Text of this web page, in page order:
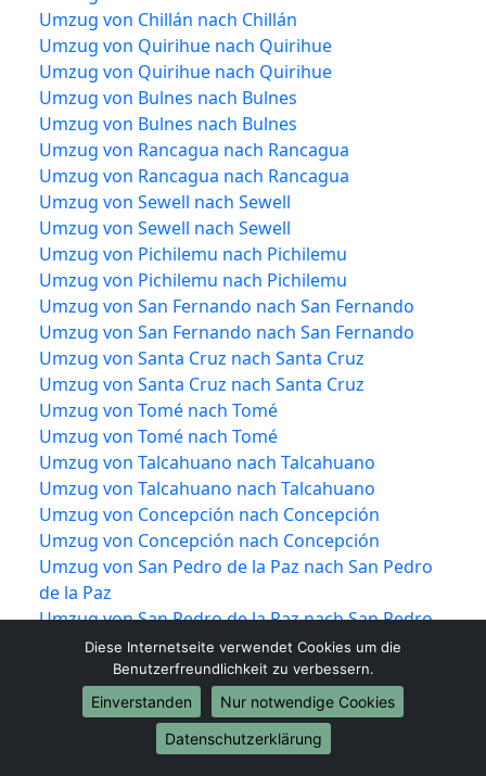
Umzug von Chillán nach Chillán
Umzug von Quirihue nach Quirihue
Umzug von Quirihue nach Quirihue
Umzug von Bulnes nach Bulnes
Umzug von Bulnes nach Bulnes
Umzug von Rancagua nach Rancagua
Umzug von Rancagua nach Rancagua
Umzug von Sewell nach Sewell
Umzug von Sewell nach Sewell
Umzug von Pichilemu nach Pichilemu
Umzug von Pichilemu nach Pichilemu
Umzug von San Fernando nach San Fernando
Umzug von San Fernando nach San Fernando
Umzug von Santa Cruz nach Santa Cruz
Umzug von Santa Cruz nach Santa Cruz
Umzug von Tomé nach Tomé
Umzug von Tomé nach Tomé
Umzug von Talcahuano nach Talcahuano
Umzug von Talcahuano nach Talcahuano
Umzug von Concepción nach Concepción
Umzug von Concepción nach Concepción
Umzug von San Pedro de la Paz nach San Pedro
de la Paz
Umzug von San Pedro de la Paz nach San Pedro
de la Paz
Umzug von Chiguayante nach Chiguayante
Umzug von Chiguayante nach Chiguayante
Umzug von Coronel nach Coronel
Umzug von Coronel nach Coronel
Diese Internetseite verwendet Cookies um die
Benutzerfreundlichkeit zu verbessern.
Einverstanden
Nur notwendige Cookies
Datenschutzerklärung